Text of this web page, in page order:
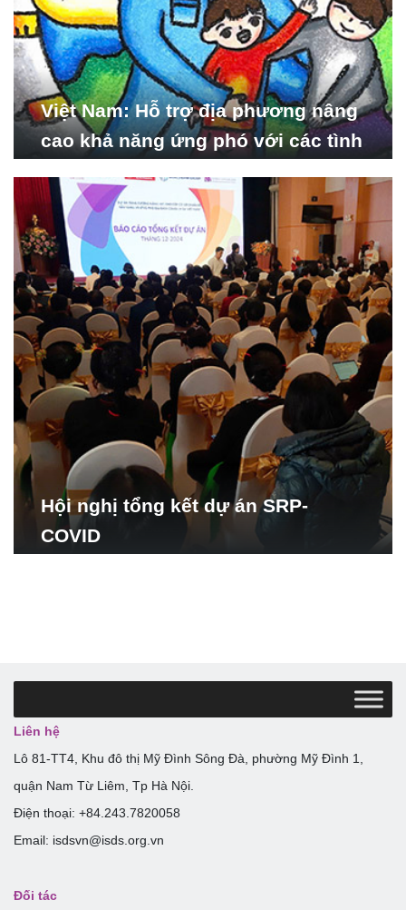
Việt Nam: Hỗ trợ địa phương nâng
cao khả năng ứng phó với các tình
Hội nghị tổng kết dự án SRP-
COVID
Liên hệ
Lô 81-TT4, Khu đô thị Mỹ Đình Sông Đà, phường Mỹ Đình 1,
quận Nam Từ Liêm, Tp Hà Nội.
Điện thoại: +84.243.7820058
Email: isdsvn@isds.org.vn
Đối tác